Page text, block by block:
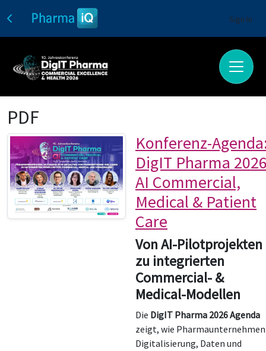
Sign In
PDF
Konferenz-
DigIT Pharma
AI Commercial,
Medical & Patient
Care
Von AI-Pilotprojekten
zu integrierten
Commercial- &
Medical-Modellen
Die DigIT Pharma 2026 Agenda
zeigt, wie Pharmaunternehmen
Digitalisierung, Daten und